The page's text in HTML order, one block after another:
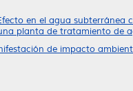
en el agua subterránea
planta de tratamiento de
de impacto